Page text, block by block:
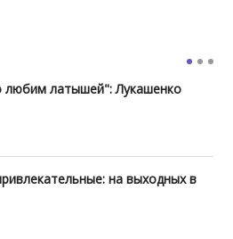
любим латышей": Лукашенко
на выходных в